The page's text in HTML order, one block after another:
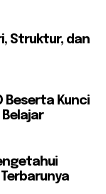
Struktur, dan
Beserta Kunci